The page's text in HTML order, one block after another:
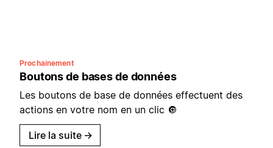
Prochainement
Boutons de bases de données
Les boutons de base de données effectuent des
actions en votre nom en un clic 🔘
Lire la suite →